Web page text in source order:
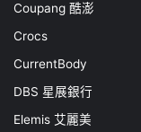
Coupang 酷澎
Crocs
CurrentBody
DBS 星展銀行
Elemis 艾麗美